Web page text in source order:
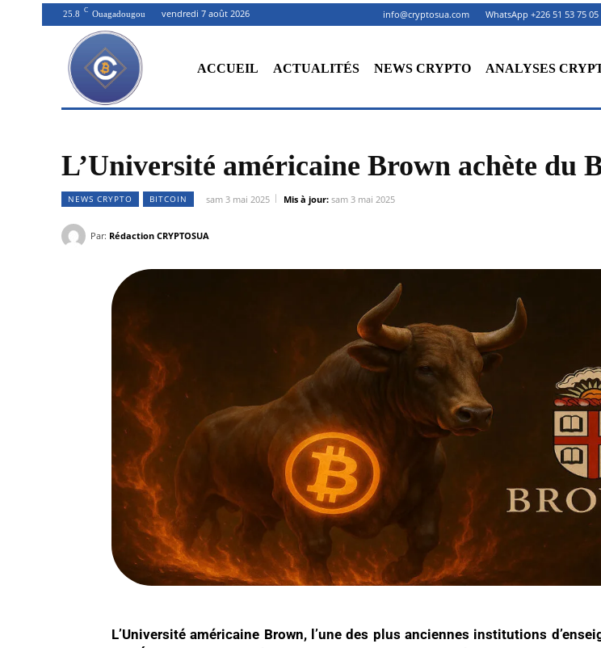
25.8 C Ouagadougou vendredi 7 août 2026 info@cryptosua.com WhatsApp +226 51 53 75 05
ACCUEIL ACTUALITÉS NEWS CRYPTO ANALYSES
L’Université américaine Brown achète du
NEWS CRYPTO BITCOIN sam 3 mai 2025 Mis à jour: sam 3 mai 2025
Par: Rédaction CRYPTOSUA
L’Université américaine Brown, l’une des plus anciennes institutions